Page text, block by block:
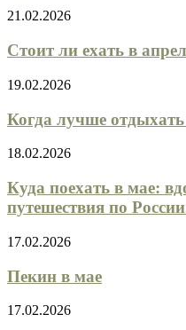
21.02.2026
Стоит ли ехать в
19.02.2026
Когда лучше
18.02.2026
Куда поехать в мае:
путешествия по
17.02.2026
Пекин в мае
17.02.2026